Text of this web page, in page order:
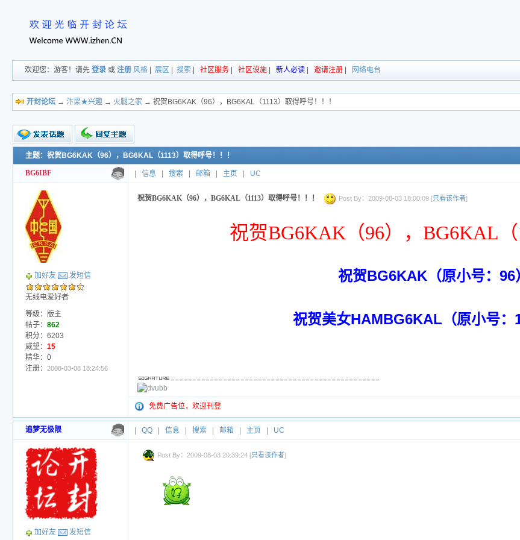
欢迎您：游客！请先登录 或注册 风格 |展区 |搜索 社区服务 社区设施 新人必读 邀请注册 网络电台
开封论坛 →汴梁★兴趣 → 火腿之家 → 祝贺BG6KAK（96），BG6KAL（1113）取得呼号！！！
新的主题
投票帖
交易帖
小字报
主题：祝贺BG6KAK（96），BG6KAL（1113）取得呼号！！！
BG6IBF 信息 搜索 邮箱 主页 UC
加好友 发短信
无线电爱好者
等级：版主
帖子： 862
积分：6203
威望： 15
精华：0
注册：
2008-03-08 18:24:56
祝贺BG6KAK（96），BG6KAL（1113）取得呼号！！！ Post By：2009-08-03 18:00:09 [只看该作者]
祝贺BG6KAK（96），BG6KAL（
祝贺BG6KAK（原小号：96
祝贺美女HAMBG6KAL（原小号：
免费广告位，欢迎刊登
追梦无极限 QQ 信息 搜索 邮箱 主页 UC
加好友 发短信
Post By：2009-08-03 20:39:24 [只看该作者]